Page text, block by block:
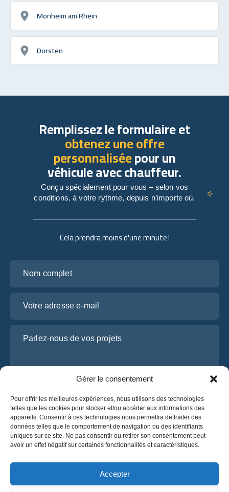
Gérer le consentement
Pour offrir les meilleures expériences, nous utilisons des technologies
telles que les cookies pour stocker et/ou accéder aux informations des
appareils. Consentir à ces technologies nous permettra de traiter des
données telles que le comportement de navigation ou des identifiants
uniques sur ce site. Ne pas consentir ou retirer son consentement peut
avoir un effet négatif sur certaines fonctionnalités et caractéristiques.
Accepter
Monheim am Rhein
Dorsten
Cela prendra moins d'une minute !
J’ai lu et j’accepte lapolitique de confidentialité
d’OsaBus.
Obtenez un devis
Obtenez un devis
Remplissez le formulaire et
obtenez une offre
personnaliséepour un
véhicule avec chauffeur.
Conçu spécialement pour vous – selon vos
conditions, à votre rythme, depuis n’importe où.